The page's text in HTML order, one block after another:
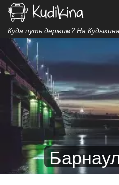
Куда путь держим? На